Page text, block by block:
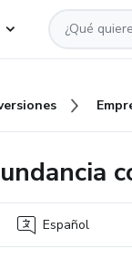
Español